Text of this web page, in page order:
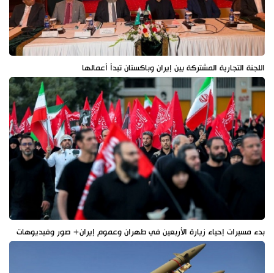
اللجنة التجارية المشتركة بين إيران وباكستان تبدأ أعمالها
بدء مسيرات إحياء زيارة الأربعين في طهران وعموم إيران+ صور وفيديوهات